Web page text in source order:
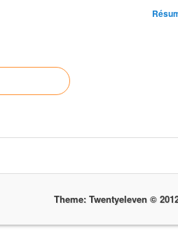
Theme: Twentyeleven ©